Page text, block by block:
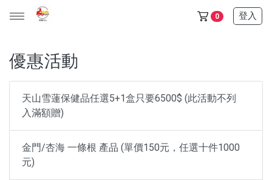
0 登入
天山雪蓮保健品任選5+1盒只要6500$ (此活動不列入滿額贈)
金門/杏海 一條根 產品 (單價150元，任選十件1000元)
天山雪蓮清氣飲+金箔皂 可任選 (單價600元，任選三件1200
優惠活動
天山雪蓮保健品任選5+1盒只要6500$ (此活動不列
入滿額贈)
金門/杏海 一條根 產品 (單價150元，任選十件1000
元)